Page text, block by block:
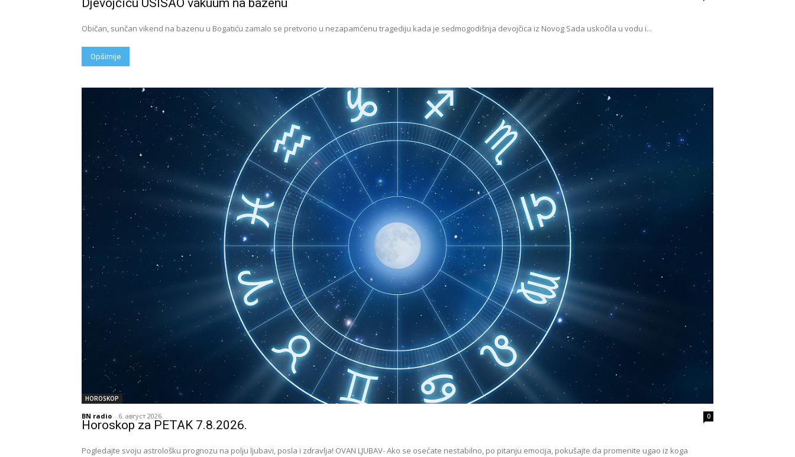
Djevojčicu USISAO vakuum na bazenu
Običan, sunčan vikend na bazenu u Bogatiću zamalo se pretvorio u nezapamćenu tragediju kada je sedmogodišnja devojčica iz Novog Sada uskočila u vodu i...
Opširnije
HOROSKOP
BN radio - 6. август 2026. 0
Horoskop za PETAK 7.8.2026.
Pogledajte svoju astrološku prognozu na polju ljubavi, posla i zdravlja! OVAN LJUBAV- Ako se osećate nestabilno, po pitanju emocija, pokušajte da promenite ugao iz koga